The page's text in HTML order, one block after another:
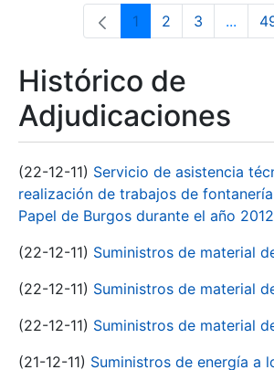
Página
1 Página
2 Página
3 ...
Histórico de
Adjudicaciones
(22-12-11) Servicio de asistencia
realización de trabajos de
Papel de Burgos durante el año 2012
(22-12-11) Suministros de material
(22-12-11) Suministros de material
(22-12-11) Suministros de material
(21-12-11) Suministros de energía a